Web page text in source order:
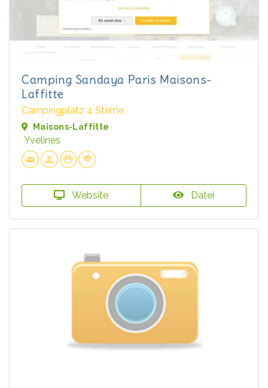
Camping Sandaya Paris Maisons-
Laffitte
Campingplatz 4 Sterne
Maisons-Laffitte
Yvelines
Website Datei